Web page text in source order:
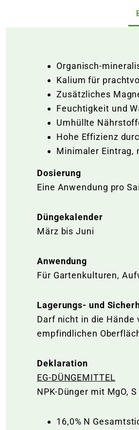
Organisch-
Kalium für
Zusätzliches
Feuchtigkeit und
Umhüllte
Hohe Effizienz
Minimaler Eintrag,
Dosierung
Eine Anwendung pro
Düngekalender
März bis Juni
Anwendung
Für Gartenkulturen,
Lagerungs- und
Darf nicht in die Hände
empfindlichen
Deklaration
EG-DÜNGEMITTEL
NPK-Dünger mit MgO,
16,0% N